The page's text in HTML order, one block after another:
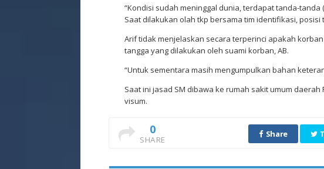
“Kondisi sudah meninggal dunia, terdapat tanda-
Saat dilakukan olah tkp bersama tim identifikasi, posisi
Arif tidak menjelaskan secara terperinci apakah
tangga yang dilakukan oleh suami korban, AB.
“Untuk sementara masih mengumpulkan bahan
Saat ini jasad SM dibawa ke rumah sakit umum
visum.
0
SHARE
Share